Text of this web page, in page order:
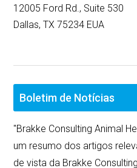
12005 Ford Rd., Suite 530
Dallas, TX 75234 EUA
Boletim de Notícias
"Brakke Consulting Animal
um resumo dos artigos
de vista da Brakke